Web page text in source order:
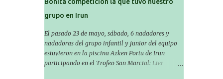
grupo en Irun
El pasado 23 de mayo, sábado, 6 nadadores y
nadadoras del grupo infantil y junior del equipo
estuvieron en la piscina Azken Portu de Irun
participando en el Trofeo San Marcial: Lier